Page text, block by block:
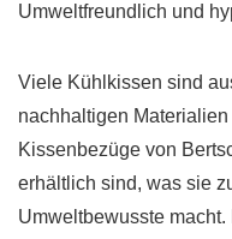
Umweltfreundlich und
Viele Kühlkissen sind
nachhaltigen
Kissenbezüge von
erhältlich sind, was sie
Umweltbewusste